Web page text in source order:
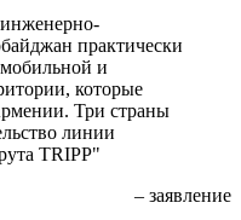
практически
и
которые
Три страны
линии
TRIPP"
– заявление